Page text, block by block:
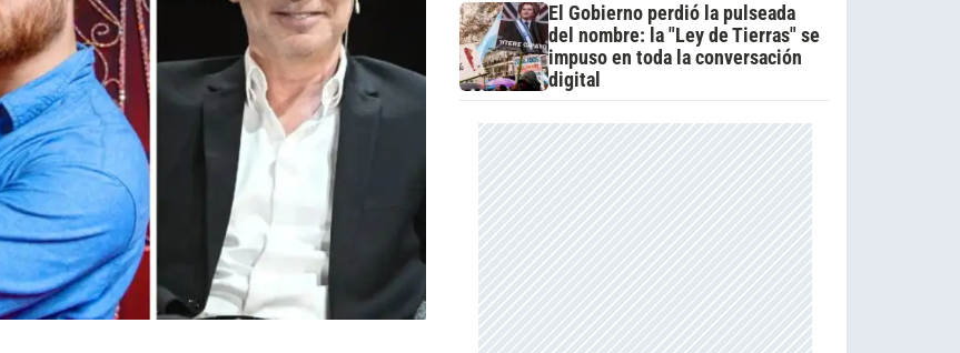
El Gobierno perdió la pulseada
del nombre: la "Ley de Tierras" se
impuso en toda la conversación
digital